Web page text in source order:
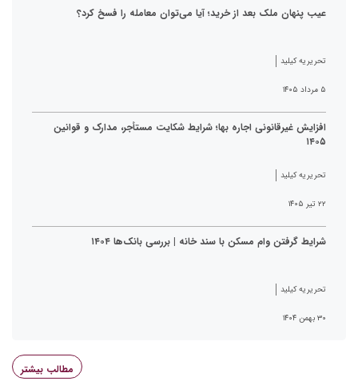
عیب پنهان ملک بعد از خرید؛ آیا می‌توان معامله را فسخ کرد؟
تحریریه کیلید
۵ مرداد ۱۴۰۵
افزایش غیرقانونی اجاره بها؛ شرایط شکایت مستأجر، مدارک و قوانین
۱۴۰۵
تحریریه کیلید
۲۲ تیر ۱۴۰۵
شرایط گرفتن وام مسکن با سند خانه | بررسی بانک‌ها ۱۴۰۴
تحریریه کیلید
۳۰ بهمن ۱۴۰۴
مطالب بیشتر